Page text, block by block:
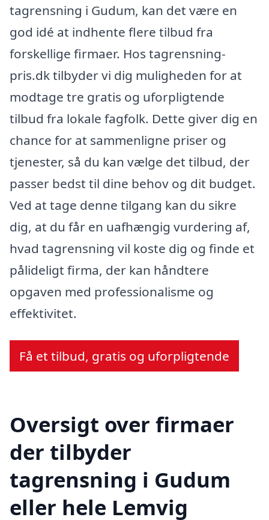
tagrensning i Gudum, kan det være en
god idé at indhente flere tilbud fra
forskellige firmaer. Hos tagrensning-
pris.dk tilbyder vi dig muligheden for at
modtage tre gratis og uforpligtende
tilbud fra lokale fagfolk. Dette giver dig en
chance for at sammenligne priser og
tjenester, så du kan vælge det tilbud, der
passer bedst til dine behov og dit budget.
Ved at tage denne tilgang kan du sikre
dig, at du får en uafhængig vurdering af,
hvad tagrensning vil koste dig og finde et
pålideligt firma, der kan håndtere
opgaven med professionalisme og
effektivitet.
Få et tilbud, gratis og uforpligtende
Oversigt over firmaer
der tilbyder
tagrensning i Gudum
eller hele Lemvig